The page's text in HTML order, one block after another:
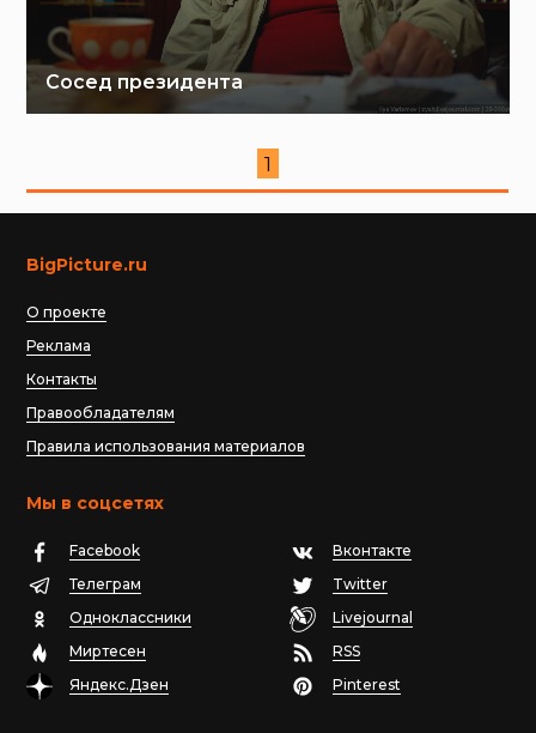
Сосед президента
1
BigPicture.ru
О проекте
Реклама
Контакты
Правообладателям
Правила использования материалов
Мы в соцсетях
Facebook
Вконтакте
Телеграм
Twitter
Одноклассники
Livejournal
Миртесен
RSS
Яндекс.Дзен
Pinterest